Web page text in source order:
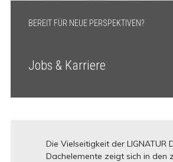
BEREIT FÜR NEUE PERSPEKTIVEN?
Jobs & Karriere
Die Vielseitigkeit der LIGNATUR
Dachelemente zeigt sich in den